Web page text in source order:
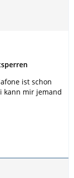
ist schon
kann mir jemand